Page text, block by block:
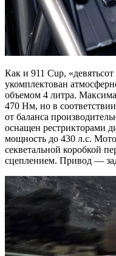
Как и 911 Cup,
укомплектован
объемом 4 литра.
470 Нм, но в
от баланса
оснащен рестрикторами
мощность до 430 л.с.
секветальной коробкой
сцеплением. Привод —